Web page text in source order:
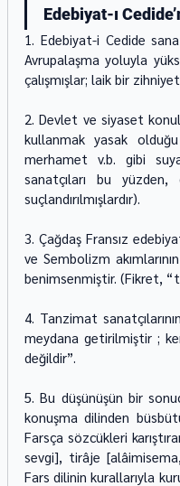
Edebiyat-ı
1. Edebiyat-i Cedide
Avrupalaşma yoluyla
çalışmışlar; laik bir
2. Devlet ve siyaset
kullanmak yasak
merhamet v.b. gibi
sanatçıları bu
suçlandırılmışlardır).
3. Çağdaş Fransız
ve Sembolizm
benimsenmiştir. (Fikret,
4. Tanzimat
meydana getirilmiştir ;
değildir”.
5. Bu düşünüşün bir
konuşma dilinden
Farsça sözcükleri
sevgi], tirâje [alâimisema,
Fars dilinin kurallarıyla